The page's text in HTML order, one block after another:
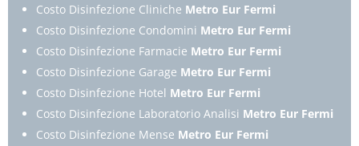
Costo Disinfezione Cliniche Metro Eur Fermi
Costo Disinfezione Condomini Metro Eur Fermi
Costo Disinfezione Farmacie Metro Eur Fermi
Costo Disinfezione Garage Metro Eur Fermi
Costo Disinfezione Hotel Metro Eur Fermi
Costo Disinfezione Laboratorio Analisi Metro Eur Fermi
Costo Disinfezione Mense Metro Eur Fermi